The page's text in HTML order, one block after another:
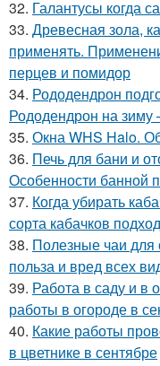
32. Галантусы когда
33. Древесная зола,
применять.
перцев и помидор
34. Рододендрон
Рододендрон на зиму
35. Окна WHS Halo.
36. Печь для бани и
Особенности банной
37. Когда убирать
сорта кабачков
38. Полезные чаи для
польза и вред всех
39. Работа в саду и в
работы в огороде в
40. Какие работы
в цветнике в сентябре